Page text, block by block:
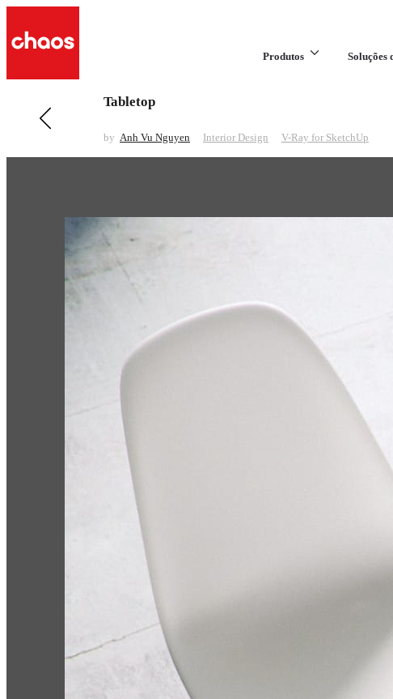
Produtos Soluções
Anterior em Interior Design
Tabletop
by Anh Vu Nguyen Interior Design V-Ray for SketchUp